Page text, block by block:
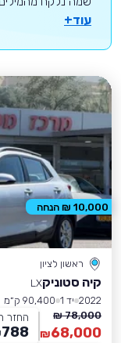
עוד+
ראשון לציון
קיה סטוניקLX
2022 יד 1
90,400 ק״מ
78,000 ₪
68,000
₪
החזר
788
10,000 ₪ הנחה